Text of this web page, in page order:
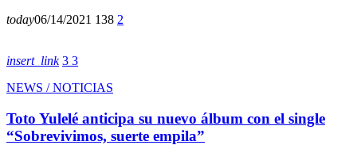
today06/14/2021 138 2
insert_link 3 3
NEWS / NOTICIAS
Toto Yulelé anticipa su nuevo álbum con el single
“Sobrevivimos, suerte empila”